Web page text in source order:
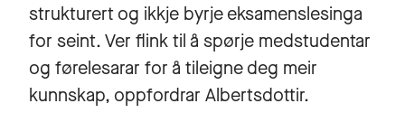
strukturert og ikkje byrje eksamenslesinga
for seint. Ver flink til å spørje medstudentar
og førelesarar for å tileigne deg meir
kunnskap, oppfordrar Albertsdottir.